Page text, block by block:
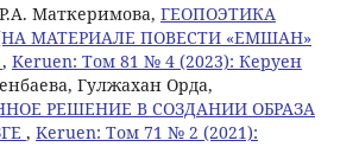
Маткеримова, ГЕОПОЭТИКА
МАТЕРИАЛЕ ПОВЕСТИ «ЕМШАН»
, Keruen: Том 81 № 4 (2023): Керуен
Гулжахан Орда,
РЕШЕНИЕ В СОЗДАНИИ ОБРАЗА
, Keruen: Том 71 № 2 (2021):